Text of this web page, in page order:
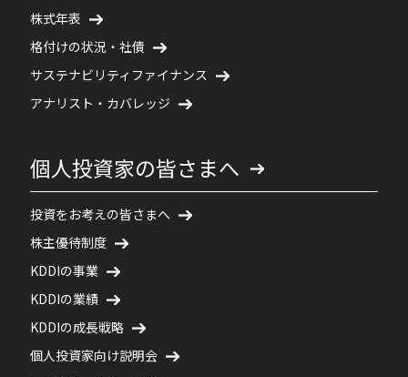
株式年表
格付けの状況・社債
サステナビリティファイナンス
アナリスト・カバレッジ
個人投資家の皆さまへ
投資をお考えの皆さまへ
株主優待制度
KDDIの事業
KDDIの業績
KDDIの成長戦略
個人投資家向け説明会